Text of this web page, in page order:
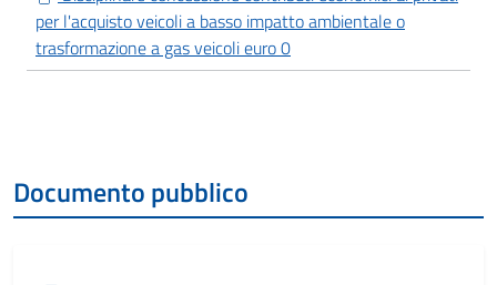
per l'acquisto veicoli a basso impatto ambientale o
trasformazione a gas veicoli euro 0
Documento pubblico